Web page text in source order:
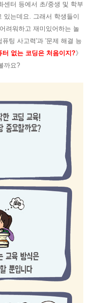
센터 등에서 초/중생 및 학부
있는데요. 그래서 학생들이
어려워하고 재미있어하는 놀
퓨팅 사고력'과 '문제 해결 능
터 없는 코딩은 처음이지?》
까요?